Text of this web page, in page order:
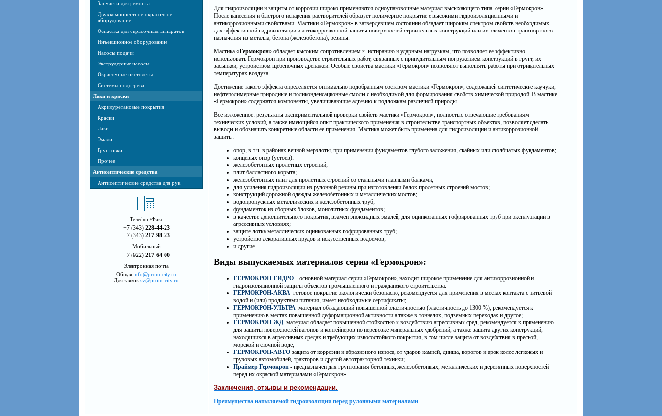
Запчасти для ремонта
Двухкомпонентное окрасочное
оборудование
Оснастка для окрасочных аппаратов
Инъекционное оборудование
Насосы подачи
Экструдерные насосы
Окрасочные пистолеты
Системы подогрева
Лаки и краски
Акрилуретановые покрытия
Краски
Лаки
Эмали
Грунтовки
Прочее
Антисептические средства
Антисептические средства для рук
Телефон/Факс
+7 (343) 228-44-23
+7 (343) 217-98-23
Мобильный
+7 (922) 217-64-00
Электронная почта
Общая info@prom-city.ru
Для заявок sv@prom-city.ru
Для гидроизоляции и защиты от коррозии широко применяются одноупаковочные материал высыхающего типа серии «Гермокрон».
После нанесения и быстрого испарения растворителей образует полимерное покрытие с высокими гидроизоляционными и
антикоррозионными свойствами. Мастики «Гермокрон» в затвердевшем состоянии обладает широким спектром свойств необходимых
для эффективной гидроизоляции и антикоррозионной защиты поверхностей строительных конструкций или их элементов транспортного
назначения из металла, бетона (железобетона), резины.
Мастика «Гермокрон» обладает высоким сопротивлением к истиранию и ударным нагрузкам, что позволяет ее эффективно
использовать Гермокрон при производстве строительных работ, связанных с принудительным погружением конструкций в грунт, их
засыпкой, устройством щебеночных дренажей. Особые свойства мастики «Гермокрон» позволяют выполнять работы при отрицательных
температурах воздуха.
Достижение такого эффекта определяется оптимально подобранным составом мастики «Гермокрон», содержащей синтетические каучуки,
нефтеполимерные природные и поликонденсационные смолы с необходимой для формирования свойств химической природой. В мастике
«Гермокрон» содержатся компоненты, увеличивающие адгезию к подложкам различной природы.
Все изложенное: результаты экспериментальной проверки свойств мастики «Гермокрон», полностью отвечающие требованиям
технических условий, а также имеющийся опыт практического применения в строительстве транспортных объектов, позволяет сделать
выводы и обозначить конкретные области ее применения. Мастика может быть применена для гидроизоляции и антикоррозионной
защиты:
опор, в т.ч. в районах вечной мерзлоты, при применении фундаментов глубого заложения, свайных или столбчатых фундаментов;
концевых опор (устоев);
железобетонных пролетных строений;
плит балластного корыта;
железобетонных плит для пролетных строений со стальными главными балками;
для усиления гидроизоляции из рулонной резины при изготовлении балок пролетных строений мостов;
конструкций дорожной одежды железобетонных и металлических мостов;
водопропускных металлических и железобетонных труб;
фундаментов из сборных блоков, монолитных фундаментов;
в качестве дополнительного покрытия, взамен эпоксидных эмалей, для оцинкованных гофрированных труб при эксплуатации в
агрессивных условиях;
защите лотка металлических оцинкованных гофрированных труб;
устройство декоративных прудов и искусственных водоемов;
и другие.
Виды выпускаемых материалов серии «Гермокрон»:
ГЕРМОКРОН-ГИДРО – основной материал серии «Гермокрон», находит широкое применение для антикоррозионной и
гидроизоляционной защиты объектов промышленного и гражданского строительства;
ГЕРМОКРОН-АКВА готовое покрытие экологически безопасно, рекомендуется для применения в местах контакта с питьевой
водой и (или) продуктами питания, имеет необходимые сертификаты;
ГЕРМОКРОН-УЛЬТРА материал обладающий повышенной эластичностью (эластичность до 1300 %), рекомендуется к
применению в местах повышенной деформационной активности а также в тоннелях, подземных переходах и другое;
ГЕРМОКРОН-ЖД материал обладает повышенной стойкостью к воздействию агрессивных сред, рекомендуется к применению
для защиты поверхностей вагонов и контейнеров по перевозке минеральных удобрений, а также защита других конструкций,
находящихся в агрессивных средах и требующих износостойкого покрытия, в том числе защита от воздействия в пресной,
морской и сточной воде;
ГЕРМОКРОН-АВТО защита от коррозии и абразивного износа, от ударов камней, днища, порогов и арок колес легковых и
грузовых автомобилей, тракторов и другой автотракторной техники;
Праймер Гермокрон - предназначен для грунтования бетонных, железобетонных, металлических и деревянных поверхностей
перед их окраской материалами «Гермокрон».
Заключения, отзывы и рекомендации.
Преимущества напыляемой гидроизоляции перед рулонными материалами